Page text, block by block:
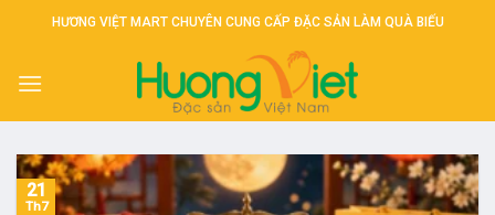
HƯƠNG VIỆT MART CHUYÊN CUNG CẤP ĐẶC SẢN LÀM QUÀ BIẾU
21
Th7